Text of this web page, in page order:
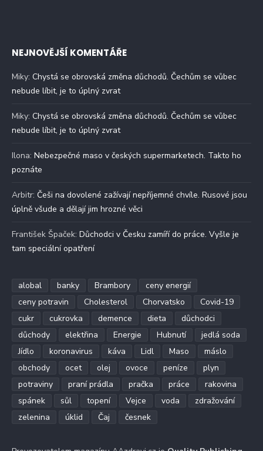
NEJNOVĚJŠÍ KOMENTÁŘE
Miky: Chystá se obrovská změna důchodů. Čechům se vůbec
nebude líbit, je to úplný zvrat
Miky: Chystá se obrovská změna důchodů. Čechům se vůbec
nebude líbit, je to úplný zvrat
Ilona: Nebezpečné maso v českých supermarketech. Takto ho
poznáte
Arbitr: Češi na dovolené zažívají nepříjemné chvíle. Rusové jsou
úplně všude a dělají jim hrozné věci
František Špaček: Důchodci v Česku zamíří do práce. Vyšle je
tam speciální opatření
alobal banky Brambory
ceny energií
ceny potravin
Cholesterol Chorvatsko
Covid-19
cukr
cukrovka demence dieta
důchodci
důchody
elektřina Energie Hubnutí
jedlá soda
Jídlo
koronavirus káva Lidl Maso
máslo
obchody
ocet olej ovoce peníze
plyn
potraviny
praní prádla pračka práce
rakovina
spánek
sůl topení Vejce voda
zdražování
zelenina
úklid Čaj česnek